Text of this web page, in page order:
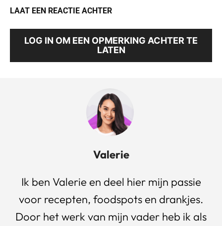
LAAT EEN REACTIE ACHTER
LOG IN OM EEN OPMERKING ACHTER TE
LATEN
Valerie
Ik ben Valerie en deel hier mijn passie
voor recepten, foodspots en drankjes.
Door het werk van mijn vader heb ik als